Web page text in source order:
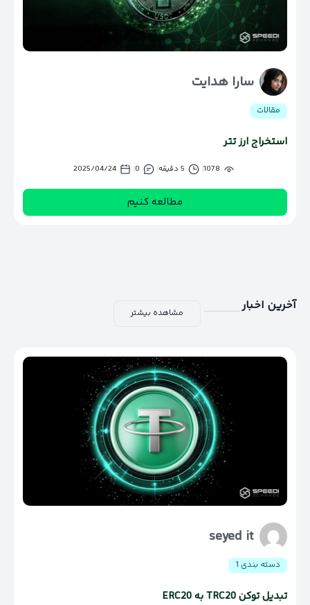
سارا هدایت
مقالات
استخراج ارز تتر
1078 5 دقیقه 0
2025/04/24
مطالعه کنیم
آخرین اخبار مشاهده بیشتر
seyed it
دسته بندی 1
تبدیل توکن TRC20 به ERC20